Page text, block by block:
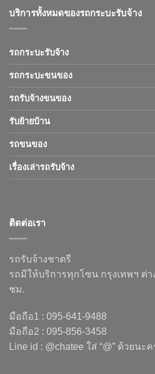
บริการทั้งหมดของรถกระบะรับจ้าง
รถกระบะรับจ้าง
รถกระบะขนของ
รถรับจ้างขนของ
รับย้ายบ้าน
รถขนของ
เรื่องเล่ารถรับจ้าง
ติดต่อเรา
รถรับจ้างชาตรี
รถมีให้บริการทุกโซน กรุงเทพฯ ต่
ชม.
มือถือ1 : 095-641-9488
มือถือ2 : 095-856-3458
Line id : @chatee ใส่ “@” ด้วยนะ